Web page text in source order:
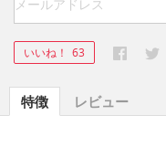
いいね！ 63
特徴 レビュー